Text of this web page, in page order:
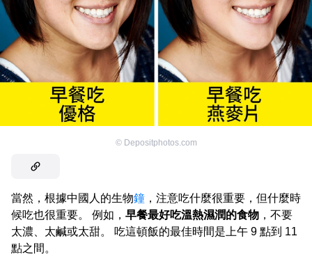
© Depositphotos.com
當然，根據中國人的生物鐘 ，注意吃什麼很重要，但什麼時
候吃也很重要。 例如， 早餐最好吃溫熱濕潤的食物 ，不要
太濃、太鹹或太甜。 吃這頓飯的最佳時間是上午 9 點到 11
點之間。